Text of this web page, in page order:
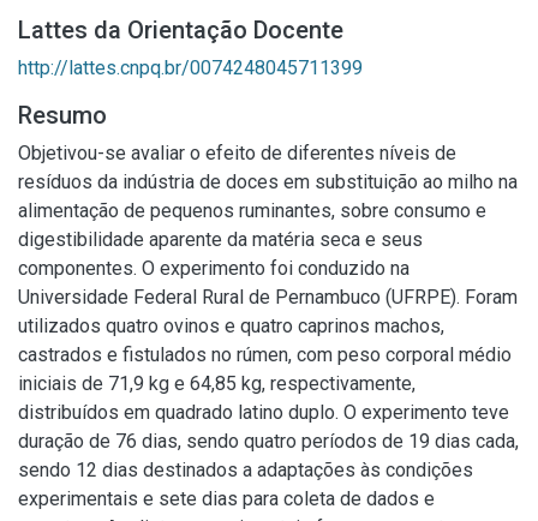
Lattes da Orientação Docente
http://lattes.cnpq.br/0074248045711399
Resumo
Objetivou-se avaliar o efeito de diferentes níveis de
resíduos da indústria de doces em substituição ao milho na
alimentação de pequenos ruminantes, sobre consumo e
digestibilidade aparente da matéria seca e seus
componentes. O experimento foi conduzido na
Universidade Federal Rural de Pernambuco (UFRPE). Foram
utilizados quatro ovinos e quatro caprinos machos,
castrados e fistulados no rúmen, com peso corporal médio
iniciais de 71,9 kg e 64,85 kg, respectivamente,
distribuídos em quadrado latino duplo. O experimento teve
duração de 76 dias, sendo quatro períodos de 19 dias cada,
sendo 12 dias destinados a adaptações às condições
experimentais e sete dias para coleta de dados e